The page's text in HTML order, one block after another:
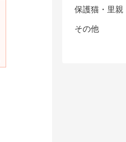
保護猫・里親
その他